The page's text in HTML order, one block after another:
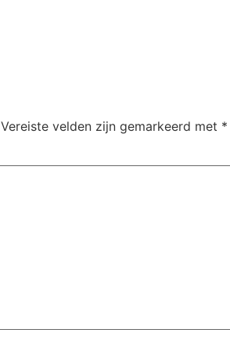
Vereiste velden zijn gemarkeerd met *